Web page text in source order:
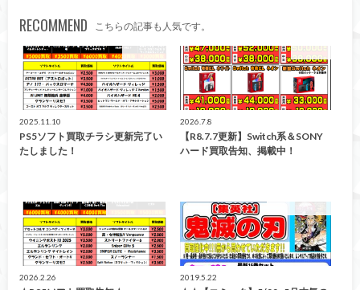
RECOMMEND こちらの記事も人気です。
ゲーム買取
2025.11.10
PS5ソフト買取チラシ更新完了い
たしました！
万代高崎
2026.7.8
【R8.7.7更新】Switch系＆SONY
ハード買取告知、掲載中！
緊急買取告知！
2026.2.26 2019.5.22